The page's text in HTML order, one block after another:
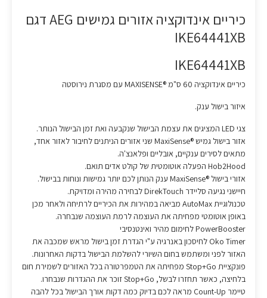
כיריים אינדוקציה אזורים גמישים AEG דגם
IKE64441XB
IKE64441XB
כיריים אינדוקציה 60 ס"מ ®MAXISENSE עם מסגרת נירוסטה
איזור בישול ענק.
צגי LED המציגים את עצמת הבישול שנקבעה ואת זמן הבישול הנותר.
אזור בישול גמיש ®MaxiSense שני אזורים הניתנים לחיבור לאזור אחד,
מתאים לסירים ענקיים, אובליים ופלאנצ'ה.
Hob2Hood הפעלה אוטומטית של קולט אדים תואם.
אזורי בישול ®MaxiSense ענק הנותן לכם יותר גמישות ונוחות בבישול.
חיישני נגיעה סליידר DirekTouch לבחירה מהירה ומדויקת.
טכנולוגיית AutoMax מביאה במהירות את הכיריים לרתיחה ולאחר מכן
באופן אוטומטי מפחיתה את העוצמה לרמת העוצמה שנבחרה.
PowerBooster לחימום מהיר ואינטנסיבי
Oko Timer לחיסכון באנרגיה ע"י הגדרת זמן בישול מראש שמכבה את
האזור לפני ומשתמש בחום השיורי להשלמת הבישול בדקות האחרונות.
פונקציית Stop+Go מפחיתה את הטמפרטורה בכל האזורים לשמירת חום
בלחיצה, כאשר תחזרו לבשל, Stop+Go זוכר את ההגדרות שנבחרו.
טיימר Count-Up מראה לכם בדיוק כמה דקות אורך הבישול בכל להבה